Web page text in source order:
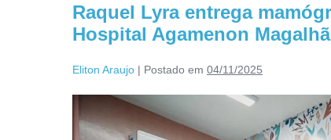
Raquel Lyra entrega
Hospital Agamenon
Eliton Araujo | Postado em 04/11/2025